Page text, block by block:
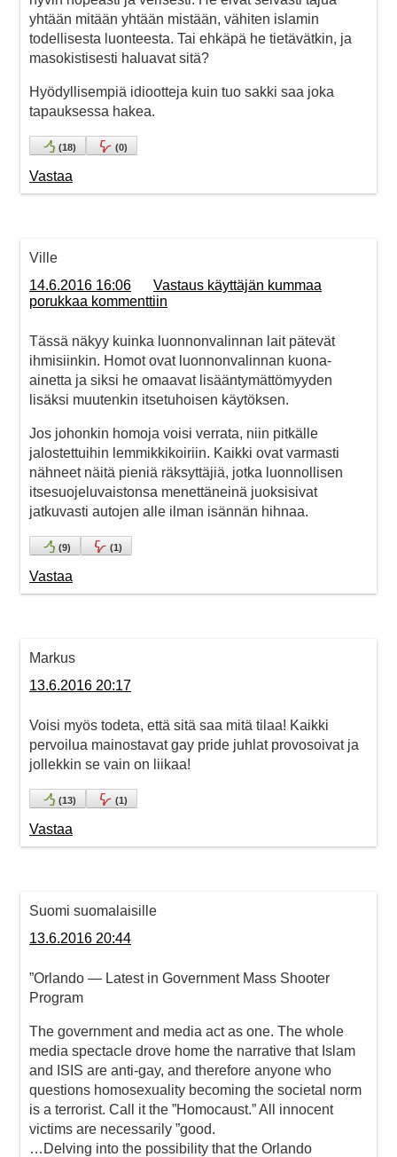
yhtään mitään yhtään mistään, vähiten islamin
todellisesta luonteesta. Tai ehkäpä he tietävätkin, ja
masokistisesti haluavat sitä?
Hyödyllisempiä idiootteja kuin tuo sakki saa joka
tapauksessa hakea.
(18) (0)
Vastaa
Ville
14.6.2016 16:06
Vastaus käyttäjän kummaa
porukkaa kommenttiin
Tässä näkyy kuinka luonnonvalinnan lait pätevät
ihmisiinkin. Homot ovat luonnonvalinnan kuona-
ainetta ja siksi he omaavat lisääntymättömyyden
lisäksi muutenkin itsetuhoisen käytöksen.
Jos johonkin homoja voisi verrata, niin pitkälle
jalostettuihin lemmikkikoiriin. Kaikki ovat varmasti
nähneet näitä pieniä räksyttäjiä, jotka luonnollisen
itsesuojeluvaistonsa menettäneinä juoksisivat
jatkuvasti autojen alle ilman isännän hihnaa.
(9) (1)
Vastaa
Markus
13.6.2016 20:17
Voisi myös todeta, että sitä saa mitä tilaa! Kaikki
pervoilua mainostavat gay pride juhlat provosoivat ja
jollekkin se vain on liikaa!
(13) (1)
Vastaa
Suomi suomalaisille
13.6.2016 20:44
”Orlando — Latest in Government Mass Shooter
Program
The government and media act as one. The whole
media spectacle drove home the narrative that Islam
and ISIS are anti-gay, and therefore anyone who
questions homosexuality becoming the societal norm
is a terrorist. Call it the ”Homocaust.” All innocent
victims are necessarily ”good.
…Delving into the possibility that the Orlando